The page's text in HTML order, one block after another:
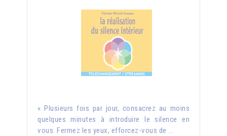
« Plusieurs fois par jour, consacrez au moins
quelques minutes à introduire le silence en
vous. Fermez les yeux, efforcez-vous de ...